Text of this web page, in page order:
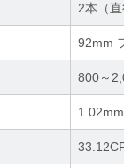
2本（直
92mm
800～